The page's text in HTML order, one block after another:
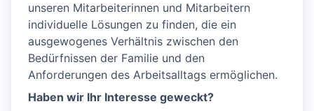
unseren Mitarbeiterinnen und Mitarbeitern
individuelle Lösungen zu finden, die ein
ausgewogenes Verhältnis zwischen den
Bedürfnissen der Familie und den
Anforderungen des Arbeitsalltags ermöglichen.
Haben wir Ihr Interesse geweckt?